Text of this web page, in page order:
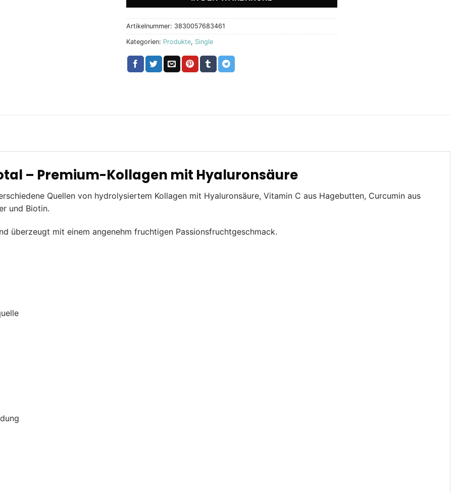
Artikelnummer: 3830057683461
Kategorien: Produkte, Single
– Premium-Kollagen mit Hyaluronsäure
Quellen von hydrolysiertem Kollagen mit Hyaluronsäure, Vitamin C aus Hagebutten, Curcumin aus
und Biotin.
überzeugt mit einem angenehm fruchtigen Passionsfruchtgeschmack.